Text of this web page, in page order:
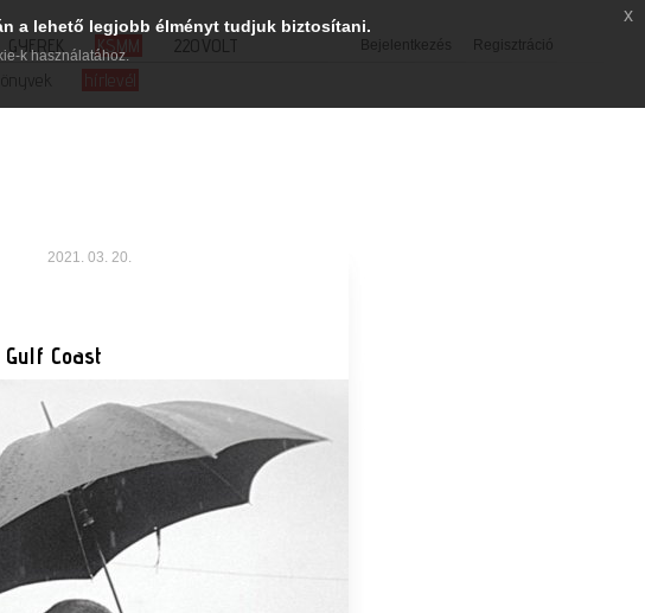
Bejelentkezés Regisztráció
GYEREK KSMM
220VOLT
hírlevél
2021. 03. 20.
Coast
a lehető legjobb élményt tudjuk biztosítani.
k használatához.
x